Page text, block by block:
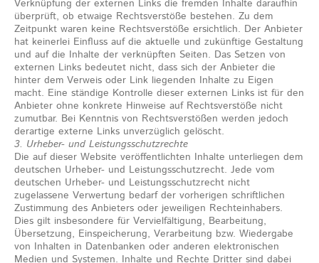
Verknüpfung der externen Links die fremden Inhalte daraufhin
überprüft, ob etwaige Rechtsverstöße bestehen. Zu dem
Zeitpunkt waren keine Rechtsverstöße ersichtlich. Der Anbieter
hat keinerlei Einfluss auf die aktuelle und zukünftige Gestaltung
und auf die Inhalte der verknüpften Seiten. Das Setzen von
externen Links bedeutet nicht, dass sich der Anbieter die
hinter dem Verweis oder Link liegenden Inhalte zu Eigen
macht. Eine ständige Kontrolle dieser externen Links ist für den
Anbieter ohne konkrete Hinweise auf Rechtsverstöße nicht
zumutbar. Bei Kenntnis von Rechtsverstößen werden jedoch
derartige externe Links unverzüglich gelöscht.
3. Urheber- und Leistungsschutzrechte
Die auf dieser Website veröffentlichten Inhalte unterliegen dem
deutschen Urheber- und Leistungsschutzrecht. Jede vom
deutschen Urheber- und Leistungsschutzrecht nicht
zugelassene Verwertung bedarf der vorherigen schriftlichen
Zustimmung des Anbieters oder jeweiligen Rechteinhabers.
Dies gilt insbesondere für Vervielfältigung, Bearbeitung,
Übersetzung, Einspeicherung, Verarbeitung bzw. Wiedergabe
von Inhalten in Datenbanken oder anderen elektronischen
Medien und Systemen. Inhalte und Rechte Dritter sind dabei